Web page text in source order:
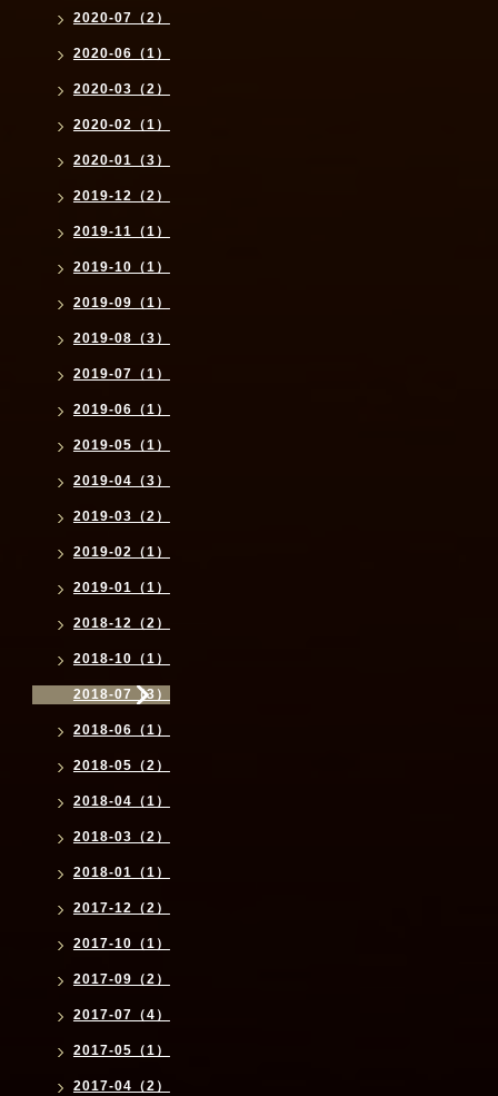
2020-07（2）
2020-06（1）
2020-03（2）
2020-02（1）
2020-01（3）
2019-12（2）
2019-11（1）
2019-10（1）
2019-09（1）
2019-08（3）
2019-07（1）
2019-06（1）
2019-05（1）
2019-04（3）
2019-03（2）
2019-02（1）
2019-01（1）
2018-12（2）
2018-10（1）
2018-07（3）
2018-06（1）
2018-05（2）
2018-04（1）
2018-03（2）
2018-01（1）
2017-12（2）
2017-10（1）
2017-09（2）
2017-07（4）
2017-05（1）
2017-04（2）